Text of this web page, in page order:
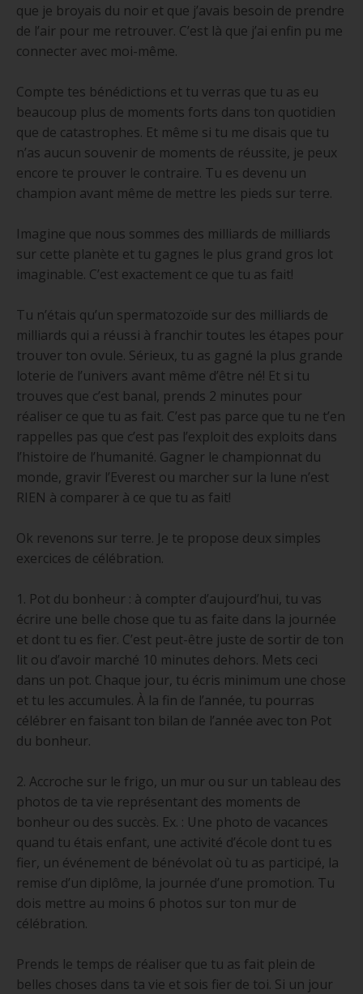
que je broyais du noir et que j’avais besoin de prendre
de l’air pour me retrouver. C’est là que j’ai enfin pu me
connecter avec moi-même.
Compte tes bénédictions et tu verras que tu as eu
beaucoup plus de moments forts dans ton quotidien
que de catastrophes. Et même si tu me disais que tu
n’as aucun souvenir de moments de réussite, je peux
encore te prouver le contraire. Tu es devenu un
champion avant même de mettre les pieds sur terre.
Imagine que nous sommes des milliards de milliards
sur cette planète et tu gagnes le plus grand gros lot
imaginable. C’est exactement ce que tu as fait!
Tu n’étais qu’un spermatozoïde sur des milliards de
milliards qui a réussi à franchir toutes les étapes pour
trouver ton ovule. Sérieux, tu as gagné la plus grande
loterie de l’univers avant même d’être né! Et si tu
trouves que c’est banal, prends 2 minutes pour
réaliser ce que tu as fait. C’est pas parce que tu ne t’en
rappelles pas que c’est pas l’exploit des exploits dans
l’histoire de l’humanité. Gagner le championnat du
monde, gravir l’Everest ou marcher sur la lune n’est
RIEN à comparer à ce que tu as fait!
Ok revenons sur terre. Je te propose deux simples
exercices de célébration.
1. Pot du bonheur : à compter d’aujourd’hui, tu vas
écrire une belle chose que tu as faite dans la journée
et dont tu es fier. C’est peut-être juste de sortir de ton
lit ou d’avoir marché 10 minutes dehors. Mets ceci
dans un pot. Chaque jour, tu écris minimum une chose
et tu les accumules. À la fin de l’année, tu pourras
célébrer en faisant ton bilan de l’année avec ton Pot
du bonheur.
2. Accroche sur le frigo, un mur ou sur un tableau des
photos de ta vie représentant des moments de
bonheur ou des succès. Ex. : Une photo de vacances
quand tu étais enfant, une activité d’école dont tu es
fier, un événement de bénévolat où tu as participé, la
remise d’un diplôme, la journée d’une promotion. Tu
dois mettre au moins 6 photos sur ton mur de
célébration.
Prends le temps de réaliser que tu as fait plein de
belles choses dans ta vie et sois fier de toi. Si un jour